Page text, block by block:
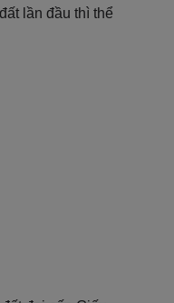
lần đầu thì thể